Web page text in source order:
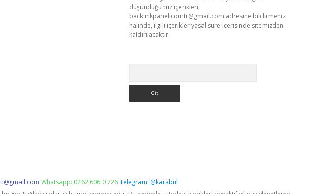
düşündüğünüz içerikleri,
backlinkpanelicomtr@gmail.com adresine bildirmeniz
halinde, ilgili içerikler yasal süre içerisinde sitemizden
kaldırılacaktır.
Whatsapp: 0262 606 0 726Telegram: @karabul